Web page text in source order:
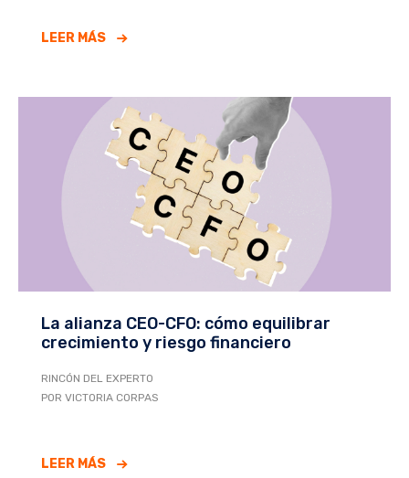
LEER MÁS
La alianza CEO-CFO: cómo equilibrar
crecimiento y riesgo financiero
RINCÓN DEL EXPERTO
POR VICTORIA CORPAS
LEER MÁS